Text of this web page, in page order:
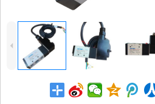
4